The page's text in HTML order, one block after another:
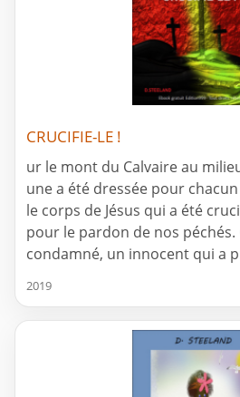
CRUCIFIE-LE !
ur le mont du Calvaire au
une a été dressée pour chacun
le corps de Jésus qui a été
pour le pardon de nos péchés.
condamné, un innocent qui a
2019